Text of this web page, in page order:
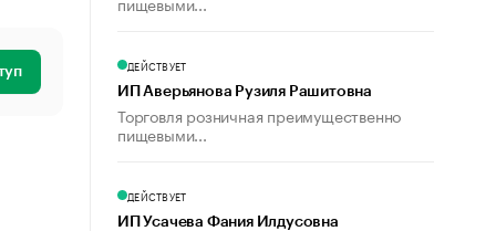
ДЕЙСТВУЕТ
ИП Аверьянова Рузиля Рашитовна
Торговля розничная преимущественно
пищевыми...
ДЕЙСТВУЕТ
ИП Усачева Фания Илдусовна